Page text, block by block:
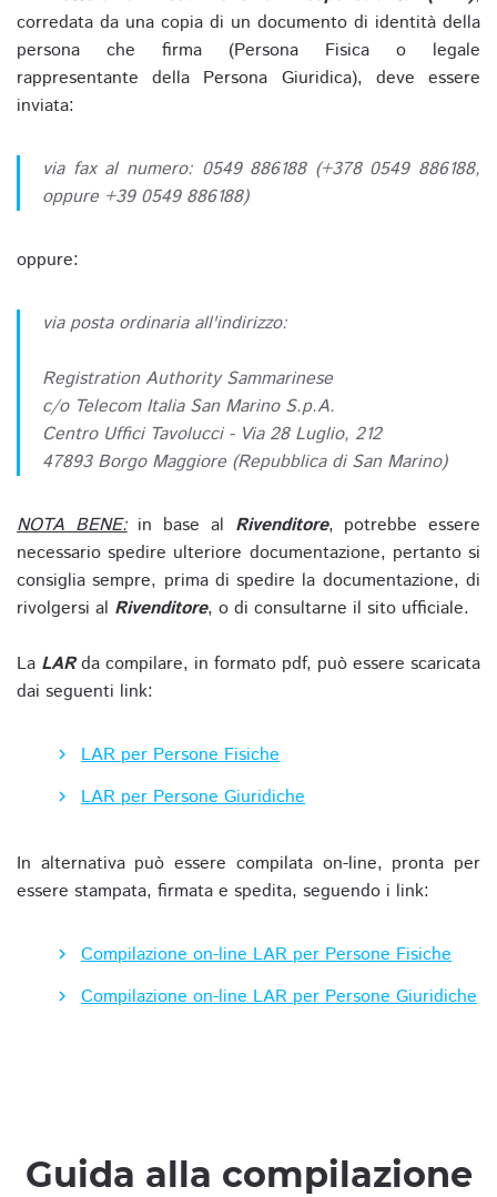
corredata da una copia di un documento di identità della
persona che firma (Persona Fisica o legale
rappresentante della Persona Giuridica), deve essere
inviata:
via fax al numero: 0549 886188 (+378 0549 886188,
oppure +39 0549 886188)
oppure:
via posta ordinaria all'indirizzo:
Registration Authority Sammarinese
c/o Telecom Italia San Marino S.p.A.
Centro Uffici Tavolucci - Via 28 Luglio, 212
47893 Borgo Maggiore (Repubblica di San Marino)
NOTA BENE:in base al Rivenditore, potrebbe essere
necessario spedire ulteriore documentazione, pertanto si
consiglia sempre, prima di spedire la documentazione, di
rivolgersi al Rivenditore, o di consultarne il sito ufficiale.
La LARda compilare, in formato pdf, può essere scaricata
dai seguenti link:
LAR per Persone Fisiche
LAR per Persone Giuridiche
In alternativa può essere compilata on-line, pronta per
essere stampata, firmata e spedita, seguendo i link:
Compilazione on-line LAR per Persone Fisiche
Compilazione on-line LAR per Persone Giuridiche
Guida alla compilazione